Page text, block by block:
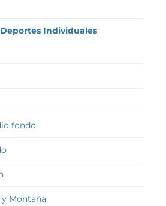
Individuales
fondo
y Montaña